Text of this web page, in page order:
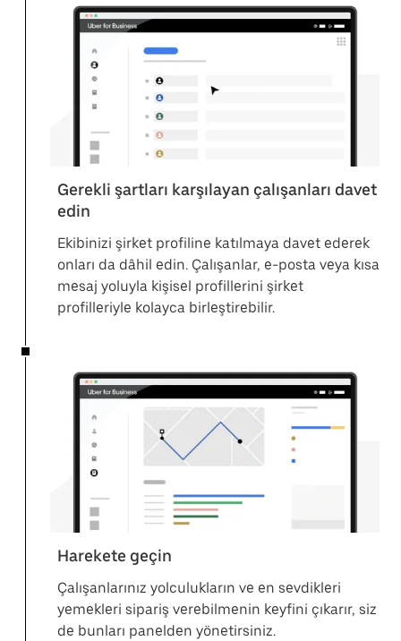
Gerekli şartları karşılayan çalışanları davet
edin
Ekibinizi şirket profiline katılmaya davet ederek
onları da dâhil edin. Çalışanlar, e-posta veya kısa
mesaj yoluyla kişisel profillerini şirket
profilleriyle kolayca birleştirebilir.
Harekete geçin
Çalışanlarınız yolculukların ve en sevdikleri
yemekleri sipariş verebilmenin keyfini çıkarır, siz
de bunları panelden yönetirsiniz.